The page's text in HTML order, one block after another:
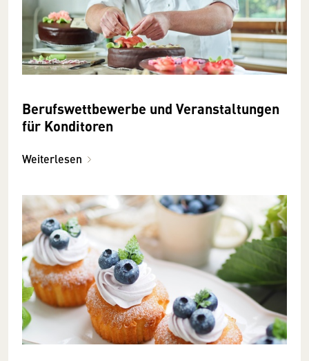
Berufswettbewerbe und Veranstaltungen
für Konditoren
Weiterlesen